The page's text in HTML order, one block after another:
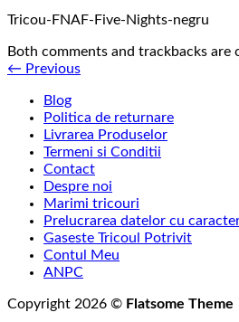
Tricou-FNAF-Five-Nights-negru
Both comments and trackbacks are
← Previous
Blog
Politica de returnare
Livrarea Produselor
Termeni si Conditii
Contact
Despre noi
Marimi tricouri
Prelucrarea datelor cu
Gaseste Tricoul Potrivit
Contul Meu
ANPC
Copyright 2026 © Flatsome Theme